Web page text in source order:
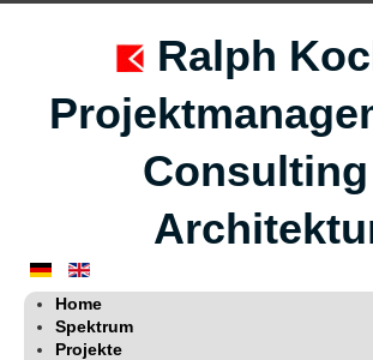
Ralph
Home
Spektrum
Projekte